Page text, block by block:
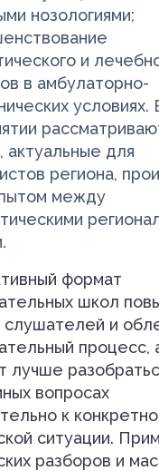
нозологиями;
и
в амбулаторно-
условиях.
актуальные для
региона,
между
формат
школ
слушателей и
процесс,
лучше
вопросах
к
ситуации.
разборов и